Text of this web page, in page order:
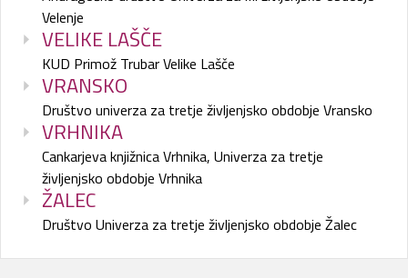
Velenje
VELIKE LAŠČE
KUD Primož Trubar Velike Lašče
VRANSKO
Društvo univerza za tretje življenjsko obdobje Vransko
VRHNIKA
Cankarjeva knjižnica Vrhnika, Univerza za tretje
življenjsko obdobje Vrhnika
ŽALEC
Društvo Univerza za tretje življenjsko obdobje Žalec